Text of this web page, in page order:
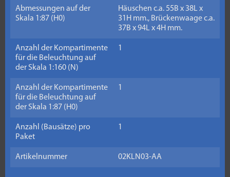
Abmessungen auf der
Skala 1:87 (H0)
Häuschen c.a. 55B x 38L x
31H mm., Brückenwaage c.a.
37B x 94L x 4H mm.
Anzahl der Kompartimente
für die Beleuchtung auf
der Skala 1:160 (N)
1
Anzahl der Kompartimente
für die Beleuchtung auf
der Skala 1:87 (H0)
1
Anzahl (Bausätze) pro
Paket
1
Artikelnummer 02KLN03-AA